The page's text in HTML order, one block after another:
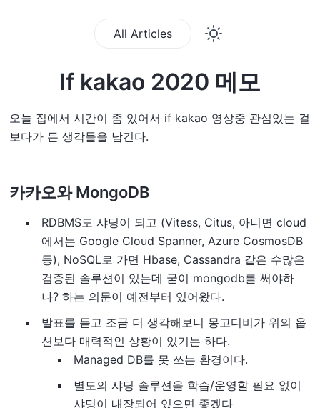
All Articles
If kakao 2020 메모
오늘 집에서 시간이 좀 있어서 if kakao 영상중 관심있는 걸
보다가 든 생각들을 남긴다.
카카오와 MongoDB
RDBMS도 샤딩이 되고 (Vitess, Citus, 아니면 cloud
에서는 Google Cloud Spanner, Azure CosmosDB
등), NoSQL로 가면 Hbase, Cassandra 같은 수많은
검증된 솔루션이 있는데 굳이 mongodb를 써야하
나? 하는 의문이 예전부터 있어왔다.
발표를 듣고 조금 더 생각해보니 몽고디비가 위의 옵
션보다 매력적인 상황이 있기는 하다.
Managed DB를 못 쓰는 환경이다.
별도의 샤딩 솔루션을 학습/운영할 필요 없이
샤딩이 내장되어 있으면 좋겠다